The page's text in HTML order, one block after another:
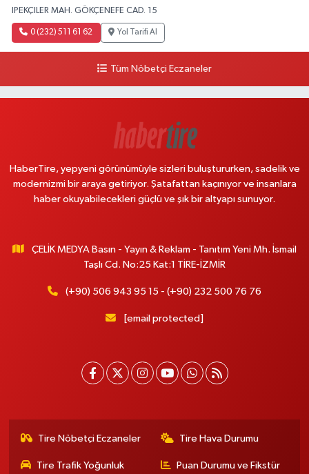
IPEKÇILER MAH. GÖKÇENEFE CAD. 15
0 (232) 511 61 62 Yol Tarifi Al
Tüm Nöbetçi Eczaneler
HaberTire, yepyeni görünümüyle sizleri buluştururken, sadelik ve
modernizmi bir araya getiriyor. Şatafattan kaçınıyor ve insanlara
haber okuyabilecekleri güçlü ve şık bir altyapı sunuyor.
ÇELİK MEDYA Basın - Yayın & Reklam - Tanıtım Yeni Mh. İsmail
Taşlı Cd. No:25 Kat:1 TİRE-İZMİR
(+90) 506 943 95 15 - (+90) 232 500 76 76
[email protected]
Tire Nöbetçi Eczaneler Tire Hava Durumu
Tire Trafik Yoğunluk Puan Durumu ve Fikstür